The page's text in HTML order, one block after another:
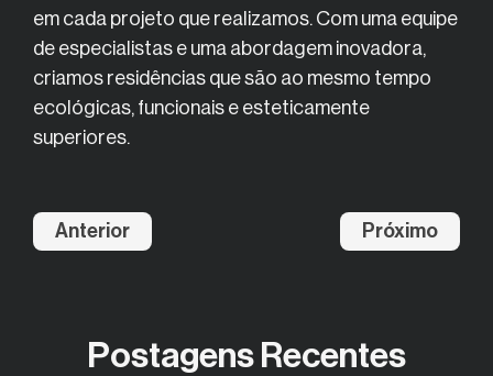
em cada projeto que realizamos. Com uma equipe
de especialistas e uma abordagem inovadora,
criamos residências que são ao mesmo tempo
ecológicas, funcionais e esteticamente
superiores.
Anterior Próximo
Postagens Recentes